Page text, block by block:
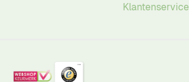
Klantenservice